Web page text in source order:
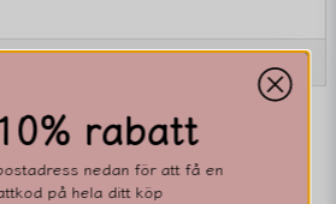
denna produkten...
garner
rabatt
nedan för att få en
på hela ditt köp